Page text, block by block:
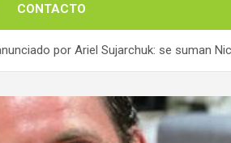
CONTACTO
por Ariel Sujarchuk: se suman